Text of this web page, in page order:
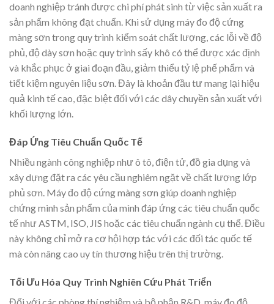
doanh nghiệp tránh được chi phí phát sinh từ việc sản xuất ra
sản phẩm không đạt chuẩn. Khi sử dụng máy đo độ cứng
màng sơn trong quy trình kiểm soát chất lượng, các lỗi về độ
phủ, độ dày sơn hoặc quy trình sấy khô có thể được xác định
và khắc phục ở giai đoạn đầu, giảm thiểu tỷ lệ phế phẩm và
tiết kiệm nguyên liệu sơn. Đây là khoản đầu tư mang lại hiệu
quả kinh tế cao, đặc biệt đối với các dây chuyền sản xuất với
khối lượng lớn.
Đáp Ứng Tiêu Chuẩn Quốc Tế
Nhiều ngành công nghiệp như ô tô, điện tử, đồ gia dụng và
xây dựng đặt ra các yêu cầu nghiêm ngặt về chất lượng lớp
phủ sơn. Máy đo độ cứng màng sơn giúp doanh nghiệp
chứng minh sản phẩm của mình đáp ứng các tiêu chuẩn quốc
tế như ASTM, ISO, JIS hoặc các tiêu chuẩn ngành cụ thể. Điều
này không chỉ mở ra cơ hội hợp tác với các đối tác quốc tế
mà còn nâng cao uy tín thương hiệu trên thị trường.
Tối Ưu Hóa Quy Trình Nghiên Cứu Phát Triển